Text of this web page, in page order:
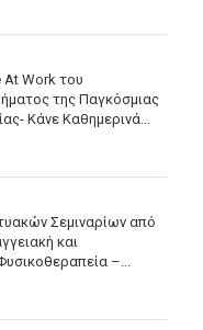
At Work του
της Παγκόσμιας
Κάνε Καθημερινά...
Σεμιναρίων από
και
–...